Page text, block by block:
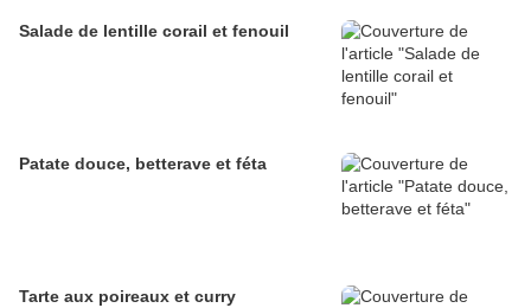
Salade de lentille corail et fenouil
Patate douce, betterave et féta
Tarte aux poireaux et curry